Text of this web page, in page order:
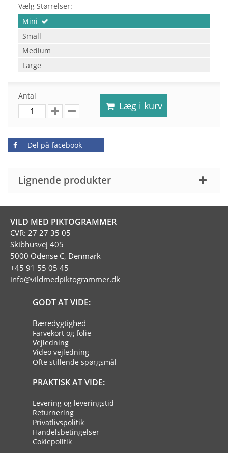
Vælg Størrelser:
Mini
Small
Medium
Large
Antal
Læg i kurv
Del på facebook
Lignende produkter
VILD MED PIKTOGRAMMER
CVR: 27 27 35 05
Skibhusvej 405
5000 Odense C, Denmark
+45 91 55 05 45
info@vildmedpiktogrammer.dk
GODT AT VIDE:
Bæredygtighed
Farvekort og folie
Vejledning
Video vejledning
Ofte stillende spørgsmål
PRAKTISK AT VIDE:
Levering og leveringstid
Returnering
Privatlivspolitik
Handelsbetingelser
Cokiepolitik